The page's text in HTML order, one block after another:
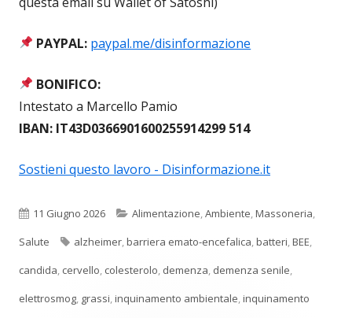
PAYPAL: paypal.me/disinformazione
BONIFICO:
Intestato a Marcello Pamio
IBAN: IT43D0366901600255914299 514
Sostieni questo lavoro - Disinformazione.it
Pubblicato
11 Giugno 2026 Categorie
Alimentazione,Ambiente,Massoneria,
Salute
Tag
alzheimer,barriera emato-encefalica,batteri,BEE,
candida, cervello, colesterolo, demenza, demenza senile,
elettrosmog, grassi,inquinamento ambientale,inquinamento